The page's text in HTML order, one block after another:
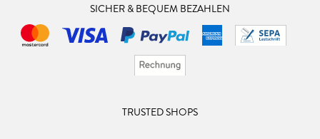
SICHER & BEQUEM BEZAHLEN
TRUSTED SHOPS